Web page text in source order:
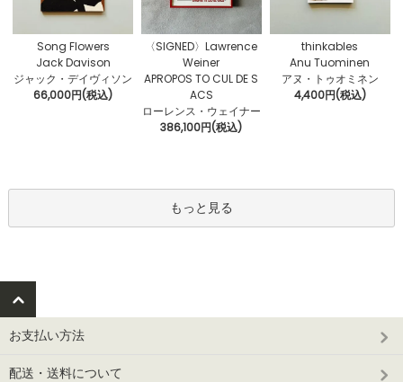
Song Flowers
Jack Davison
ジャック・デイヴィソン
66,000円(税込)
〈SIGNED〉Lawrence
Weiner
APROPOS TO CUL DE S
ACS
ローレンス・ウェイナー
386,100円(税込)
thinkables
Anu Tuominen
アヌ・トゥオミネン
4,400円(税込)
もっと見る
お支払い方法
配送・送料について